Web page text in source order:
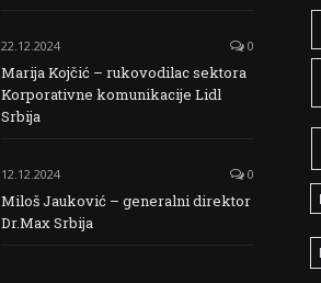
22.12.2024 0
Marija Kojčić – rukovodilac sektora
Korporativne komunikacije Lidl
Srbija
12.12.2024 0
Miloš Jauković – generalni direktor
Dr.Max Srbija